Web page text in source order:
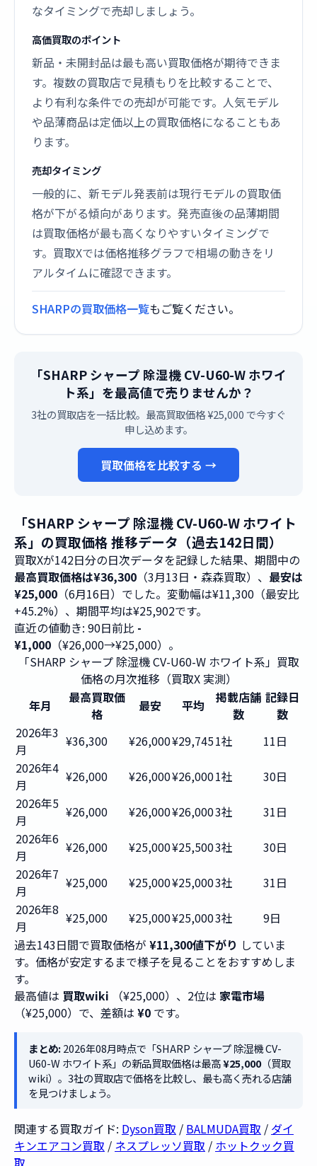
なタイミングで売却しましょう。
高価買取のポイント
新品・未開封品は最も高い買取価格が期待できま
す。複数の買取店で見積もりを比較することで、
より有利な条件での売却が可能です。人気モデル
や品薄商品は定価以上の買取価格になることもあ
ります。
売却タイミング
一般的に、新モデル発表前は現行モデルの買取価
格が下がる傾向があります。発売直後の品薄期間
は買取価格が最も高くなりやすいタイミングで
す。買取Xでは価格推移グラフで相場の動きをリ
アルタイムに確認できます。
SHARPの買取価格一覧もご覧ください。
「SHARP シャープ 除湿機 CV-U60-W ホワイ
ト系」を最高値で売りませんか？
3社の買取店を一括比較。最高買取価格 ¥25,000 で今すぐ
申し込めます。
買取価格を比較する →
「SHARP シャープ 除湿機 CV-U60-W ホワイト
系」の買取価格 推移データ（過去142日間）
買取Xが142日分の日次データを記録した結果、期間中の
最高買取価格は¥36,300 （3月13日・森森買取）、 最安は
¥25,000 （6月16日）でした。変動幅は¥11,300（最安比
+45.2%）、期間平均は¥25,902です。
直近の値動き: 90日前比 -
¥1,000 （¥26,000→¥25,000）。
「SHARP シャープ 除湿機 CV-U60-W ホワイト系」買取
価格の月次推移（買取X 実測）
年月
最高買取価
格
最安 平均
掲載店舗
数
記録日
数
2026年3
月
¥36,300 ¥26,000¥29,7451社
11日
2026年4
月
¥26,000 ¥26,000¥26,0001社
30日
2026年5
月
¥26,000 ¥26,000¥26,0003社
31日
2026年6
月
¥26,000 ¥25,000¥25,5003社
30日
2026年7
月
¥25,000 ¥25,000¥25,0003社
31日
2026年8
月
¥25,000 ¥25,000¥25,0003社
9日
過去143日間で買取価格が ¥11,300値下がり していま
す。価格が安定するまで様子を見ることをおすすめしま
す。
最高値は 買取wiki （¥25,000）、2位は 家電市場
（¥25,000）で、差額は ¥0 です。
まとめ:2026年08月時点で「SHARP シャープ 除湿機 CV-
U60-W ホワイト系」の新品買取価格は最高¥25,000（買取
wiki）。3社の買取店で価格を比較し、最も高く売れる店舗
を見つけましょう。
関連する買取ガイド: Dyson買取 / BALMUDA買取 / ダイ
キンエアコン買取 / ネスプレッソ買取 / ホットクック買
取